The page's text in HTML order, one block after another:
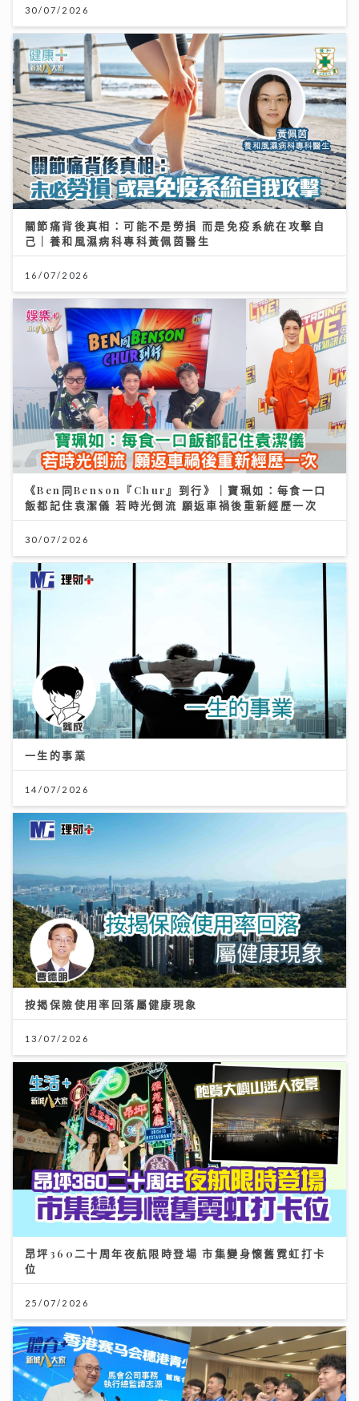
30/07/2026
關節痛背後真相：可能不是勞損 而是免疫系統在攻擊自
己｜養和風濕病科專科黃佩茵醫生
16/07/2026
《Ben同Benson『Chur』到行》｜寶珮如：每食一口
飯都記住袁潔儀 若時光倒流 願返車禍後重新經歷一次
30/07/2026
一生的事業
14/07/2026
按揭保險使用率回落屬健康現象
13/07/2026
昂坪360二十周年夜航限時登場 市集變身懷舊霓虹打卡
位
25/07/2026